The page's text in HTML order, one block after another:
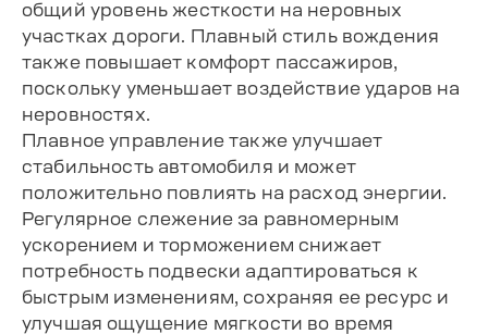
общий уровень жесткости на неровных
участках дороги. Плавный стиль вождения
также повышает комфорт пассажиров,
поскольку уменьшает воздействие ударов на
неровностях.
Плавное управление также улучшает
стабильность автомобиля и может
положительно повлиять на расход энергии.
Регулярное слежение за равномерным
ускорением и торможением снижает
потребность подвески адаптироваться к
быстрым изменениям, сохраняя ее ресурс и
улучшая ощущение мягкости во время